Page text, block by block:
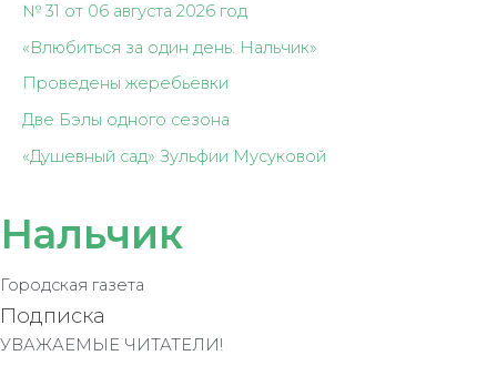
№ 31 от 06 августа 2026 год
«Влюбиться за один день: Нальчик»
Проведены жеребьёвки
Две Бэлы одного сезона
«Душевный сад» Зульфии Мусуковой
Нальчик
Городская газета
Подписка
УВАЖАЕМЫЕ ЧИТАТЕЛИ!